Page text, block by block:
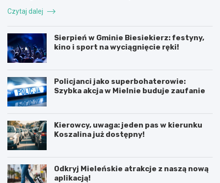
Czytaj dalej
Sierpień w Gminie Biesiekierz: festyny,
kino i sport na wyciągnięcie ręki!
Policjanci jako superbohaterowie:
Szybka akcja w Mielnie buduje zaufanie
Kierowcy, uwaga: jeden pas w kierunku
Koszalina już dostępny!
Odkryj Mieleńskie atrakcje z naszą nową
aplikacją!